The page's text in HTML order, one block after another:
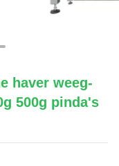
haver weeg-
500g pinda's